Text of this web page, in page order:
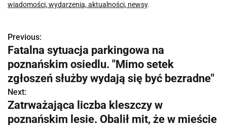
wiadomości, wydarzenia, aktualności, newsy.
N
a
w
i
g
Previous:
Fatalna sytuacja parkingowa na
poznańskim osiedlu. "Mimo setek
zgłoszeń służby wydają się być bezradne"
Next:
Zatrważająca liczba kleszczy w
poznańskim lesie. Obalił mit, że w mieście